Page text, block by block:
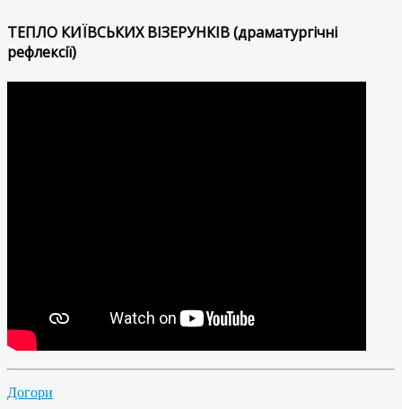
ТЕПЛО КИЇВСЬКИХ ВІЗЕРУНКІВ (драматургічні
рефлексії)
Догори